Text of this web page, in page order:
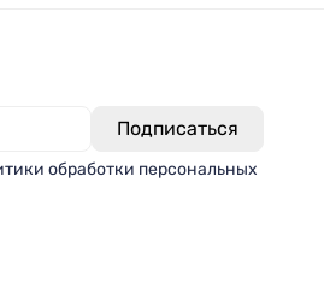
обработки персональных